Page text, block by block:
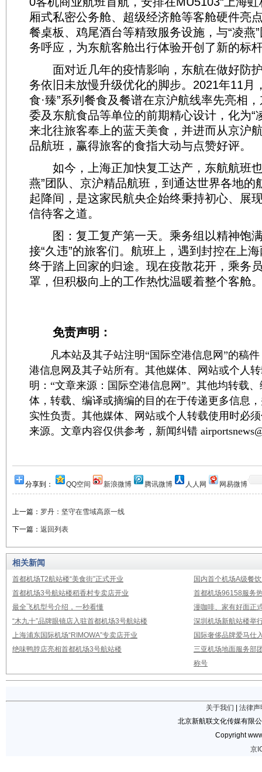
厢式私密公务舱、超级经济舱等客舱硬件亮
餐桌板、鸡尾酒台等精致服务设施，与“凌燕
务呼应，为东航客舱出行体验开创了新的标
面对近几年的疫情影响，东航在做好防
务依旧未放慢升级优化的脚步。2021年11月
食·臻”系列餐食及餐谱在京沪航线率先亮相
委及东航食品等单位的前期精心设计，化为“
来北往旅客奉上的蓝天美食，并进而从京沪
品航班，赢得旅客的食指大动与点赞好评。
如今，上海正加快复工达产，东航航班也
燕”团队、京沪精品航班，到通达世界各地的
起降间，是这家民航央企始终秉持初心、展
信待客之道。
图：复工复产第一天。乘务组以精神饱
接“久违”的旅客们。航班上，遇到封控在上
终于踏上回家的归途。现在疫散花开，乘务
罩，但积极向上的工作热忱温暖着整个客舱
免责声明：
凡本站及其子站注明“国际空港信息网”的稿件
港信息网及其子站所有。其他媒体、网站或个人
明：“文章来源：国际空港信息网”。其他均转载
体，转载、编译或摘编的目的在于传递更多信息
实性负责。其他媒体、网站或个人转载使用时必
来源。文章内容仅供参考，新闻纠错
分享到： QQ空间 新浪微博 腾讯微博 人人网 网易微博
上一篇： 罗丹：坚守在雪域高原一线
下一篇： 返回列表
相关新闻
首都机场T2航站楼“美食街”正式开业
国内首个机场A级餐
首都机场3号航站楼稻香村专卖店开业
首都机场96158服务
最全飞机型号介绍，一秒看懂
漫咖啡、家有好面正
“木九十”品牌眼镜店入驻首都机场3号航站楼
深圳机场新航站楼举
上海浦东国际机场“RIMOWA”专卖店开业
国际奢侈品牌爱马仕
绝味鸭脖店亮相首都机场3号航站楼
三亚机场地面服务部
称号
关于我们
法律声
北京新航联文化传媒有限
Copyright
京